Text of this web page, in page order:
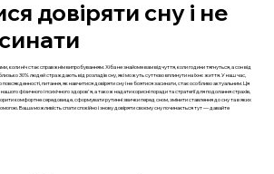
довіряти сну і не
коли ніч стає справжнім випробуванням. Хіба не знайоме вам відчуття, коли години тягнуться, а сон від
30% людей страждають від розладів сну, які можуть суттєво вплинути на їхнє життя. У наш час,
питання, як навчитися довіряти сну і не боятися засинати, стає особливо актуальним. Ця
фізичного і психічного здоров'я, а також надати корисні поради та стратегії для подолання страхів,
комфортне середовище, сформувати рутинні звички перед сном, змінити ставлення до сну та в яких
Ваша можливість спати спокійно і знову довіряти своєму сну починається тут — давайте